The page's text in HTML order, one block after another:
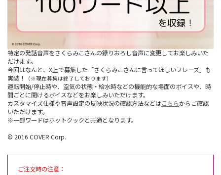
特定の発話音声をさくらみこさんの録りおろし音声に変更してお楽しみいた
だけます。
今回はなんと、X上で募集した「さくらみこさんに言ってほしいフレーズ」も
実装！
（※現在募集は終了しております）
運転開始/停止時や、空気の状態・給水時などの機能的な場面のボイスや、時
間ごとに聞けるボイスなどをお楽しみいただけます。
カスタマイズ仕様や音声設定の反映状況の確認方法などはこちらからご確認
いただけます。
※一部ワードはホットクックと共通となります。
© 2016 COVER Corp.
ご注文時の注意：